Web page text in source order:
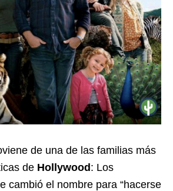
de una de las familias más
de Hollywood: Los
cambió el nombre para “hacerse